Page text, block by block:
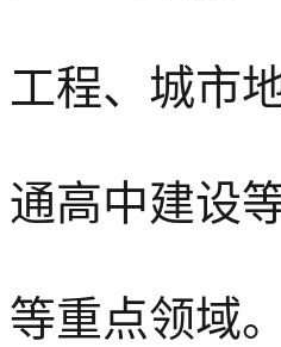
工程、城市
通高中建设
等重点领域。